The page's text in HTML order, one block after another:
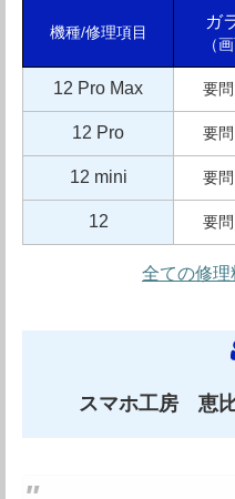
種スピード修理にiPadや
復旧や、最短3日で手元に
す。なんと郵送修理の送
れるのも嬉しいですよね。
また、格安SIMやモバイ
の待ち時間にはお隣のカ
も豊富に取り揃えており
る、おすすめの修理店です
機種/修理項目
ガ
（
12 Pro Max 要
12 Pro 要
12 mini 要
12 要
全ての修理
スマホ工房 恵